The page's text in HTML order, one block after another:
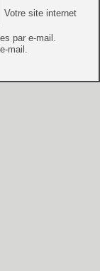
Votre site internet
par e-mail.
mail.